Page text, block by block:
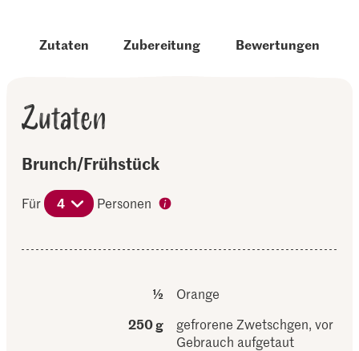
Zutaten Zubereitung Bewertungen
Zutaten
Brunch/Frühstück
Für 4 Personen
½
Orange
250 g
gefrorene Zwetschgen, vor
Gebrauch aufgetaut